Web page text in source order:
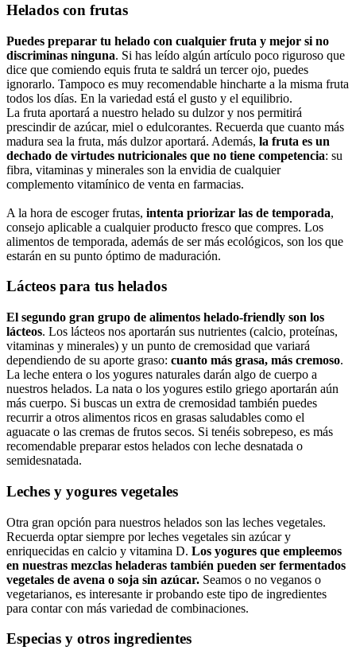
Helados con frutas
Puedes preparar tu helado con cualquier fruta y mejor si no
discriminas ninguna. Si has leído algún artículo poco riguroso que
dice que comiendo equis fruta te saldrá un tercer ojo, puedes
ignorarlo. Tampoco es muy recomendable hincharte a la misma fruta
todos los días. En la variedad está el gusto y el equilibrio.
La fruta aportará a nuestro helado su dulzor y nos permitirá
prescindir de azúcar, miel o edulcorantes. Recuerda que cuanto más
madura sea la fruta, más dulzor aportará. Además, la fruta es un
dechado de virtudes nutricionales que no tiene competencia: su
fibra, vitaminas y minerales son la envidia de cualquier
complemento vitamínico de venta en farmacias.
A la hora de escoger frutas, intenta priorizar las de temporada,
consejo aplicable a cualquier producto fresco que compres. Los
alimentos de temporada, además de ser más ecológicos, son los que
estarán en su punto óptimo de maduración.
Lácteos para tus helados
El segundo gran grupo de alimentos helado-friendly son los
lácteos. Los lácteos nos aportarán sus nutrientes (calcio, proteínas,
vitaminas y minerales) y un punto de cremosidad que variará
dependiendo de su aporte graso: cuanto más grasa, más cremoso.
La leche entera o los yogures naturales darán algo de cuerpo a
nuestros helados. La nata o los yogures estilo griego aportarán aún
más cuerpo. Si buscas un extra de cremosidad también puedes
recurrir a otros alimentos ricos en grasas saludables como el
aguacate o las cremas de frutos secos. Si tenéis sobrepeso, es más
recomendable preparar estos helados con leche desnatada o
semidesnatada.
Leches y yogures vegetales
Otra gran opción para nuestros helados son las leches vegetales.
Recuerda optar siempre por leches vegetales sin azúcar y
enriquecidas en calcio y vitamina D. Los yogures que empleemos
en nuestras mezclas heladeras también pueden ser fermentados
vegetales de avena o soja sin azúcar. Seamos o no veganos o
vegetarianos, es interesante ir probando este tipo de ingredientes
para contar con más variedad de combinaciones.
Especias y otros ingredientes